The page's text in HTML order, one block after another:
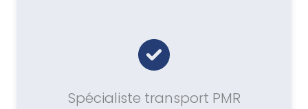
Spécialiste transport PMR